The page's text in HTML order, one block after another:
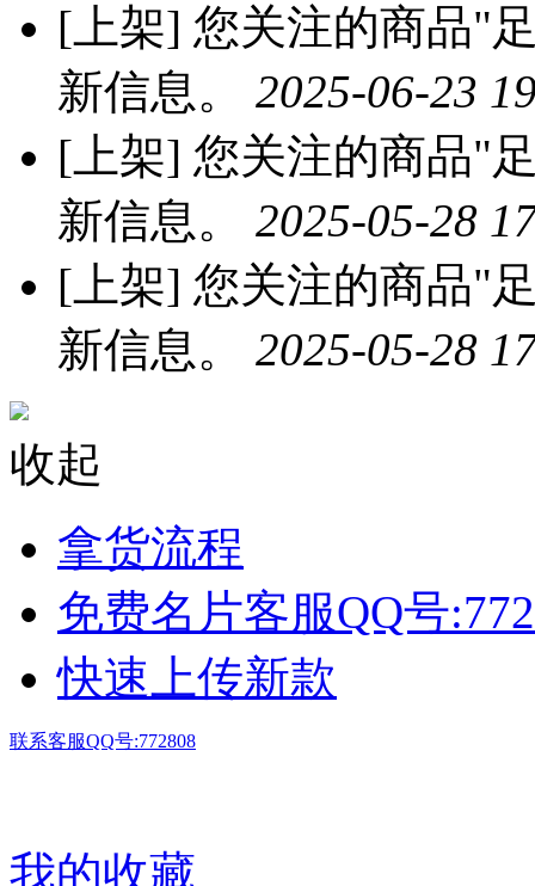
[上架] 您关注的商品"
新信息。 2025-06-23
[上架] 您关注的商品"
新信息。 2025-05-28
[上架] 您关注的商品"
新信息。 2025-05-28
收起
拿货流程
免费名片客服QQ号
快速上传新款
联系客服QQ号:772808
我的收藏